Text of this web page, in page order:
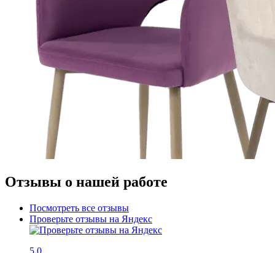
Отзывы о нашей работе
Посмотреть все отзывы
Проверьте отзывы на Яндекс
5.0